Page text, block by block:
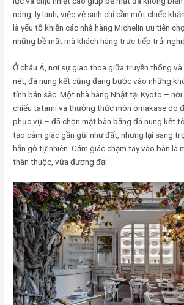
nóng, ly lạnh; việc vệ sinh chỉ cần một chiếc
là yếu tố khiến các nhà hàng Michelin ưu tiên
những bề mặt mà khách hàng trực tiếp trải
Ở châu Á, nơi sự giao thoa giữa truyền thống
nét, đá nung kết cũng đang bước vào những
tính bản sắc. Một nhà hàng Nhật tại Kyoto –
chiếu tatami và thưởng thức món omakase do
phục vụ – đã chọn mặt bàn bằng đá nung kết
tạo cảm giác gần gũi như đất, nhưng lại sang
hẳn gỗ tự nhiên. Cảm giác chạm tay vào bàn là
thân thuộc, vừa đương đại.